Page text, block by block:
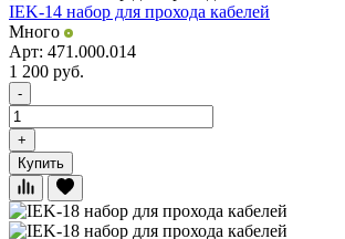
IEK-14 набор для прохода кабелей
Много
Арт: 471.000.014
1 200 руб.
-
+
Купить